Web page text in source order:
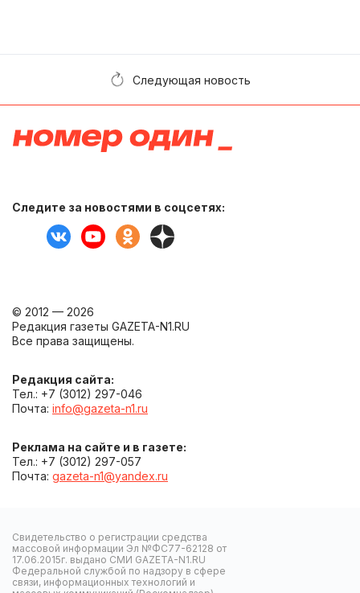
Следующая новость
Следите за новостями в соцсетях:
© 2012 — 2026
Редакция газеты GAZETA-N1.RU
Все права защищены.
Редакция сайта:
Тел.: +7 (3012) 297-046
Почта: info@gazeta-n1.ru
Реклама на сайте и в газете:
Тел.: +7 (3012) 297-057
Почта: gazeta-n1@yandex.ru
Свидетельство о регистрации средства
массовой информации Эл №ФС77-62128 от
17.06.2015г. выдано СМИ GAZETA-N1.RU
Федеральной службой по надзору в сфере
связи, информационных технологий и